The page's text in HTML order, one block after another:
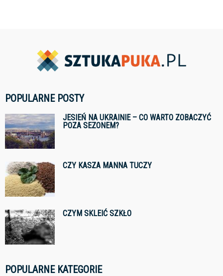
POPULARNE POSTY
JESIEŃ NA UKRAINIE – CO WARTO ZOBACZYĆ
POZA SEZONEM?
CZY KASZA MANNA TUCZY
CZYM SKLEIĆ SZKŁO
POPULARNE KATEGORIE